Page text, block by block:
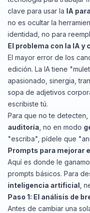
clave para usar la IA
no es ocultar la
identidad, no para
El problema con la IA y
El mayor error de los
edición. La IA tiene
apasionado, sinergia,
sopa de adjetivos
escribiste tú.
Para que no te detecten,
auditoría , no en modo
"escriba", pídele que
Prompts para mejorar
Aquí es donde le
prompts básicos. Para
inteligencia artificial ,
Paso 1: El análisis de
Antes de cambiar una